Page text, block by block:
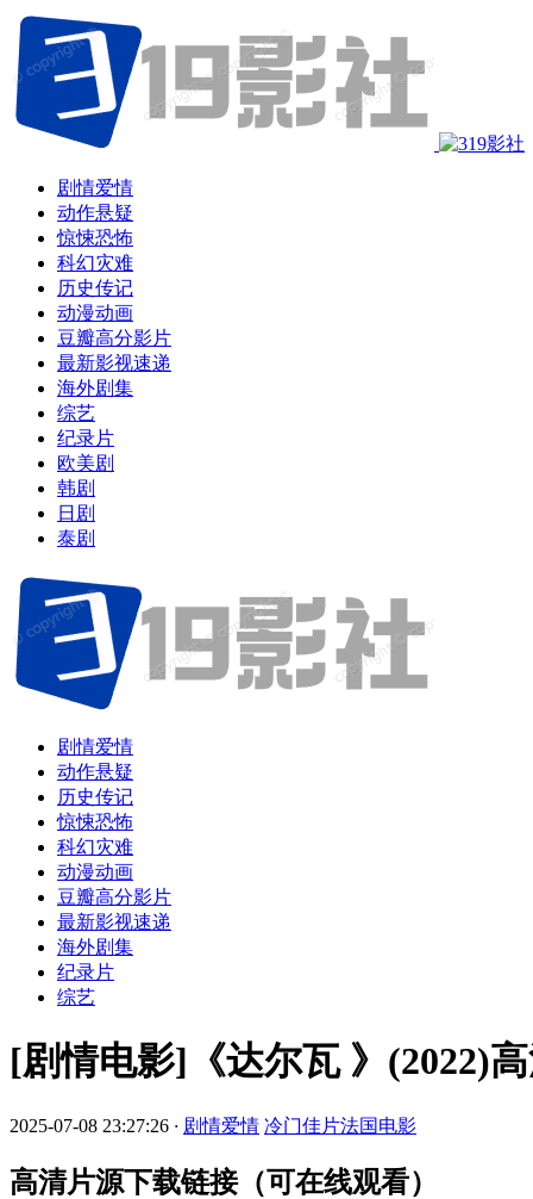
剧情爱情
动作悬疑
惊悚恐怖
科幻灾难
历史传记
动漫动画
豆瓣高分影片
最新影视速递
海外剧集
综艺
纪录片
欧美剧
韩剧
日剧
泰剧
剧情爱情
动作悬疑
历史传记
惊悚恐怖
科幻灾难
动漫动画
豆瓣高分影片
最新影视速递
海外剧集
纪录片
综艺
[剧情电影]《达尔瓦 》(2022)
2025-07-08 23:27:26 · 剧情爱情 冷门佳片法国电影
高清片源下载链接（可在线观看）